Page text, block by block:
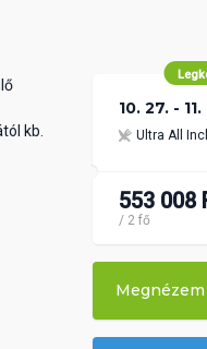
kb.
10. 27. -
Ultra All
553 008
/ 2 fő
Megnézem